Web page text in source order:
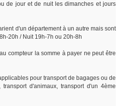
de jour et de nuit les dimanches et jours
d'un département à un autre mais sont
20h / Nuit 19h-7h ou 20h-8h
compteur la somme à payer ne peut être
pour transport de bagages ou de
d'animaux, transport d'un 4ème